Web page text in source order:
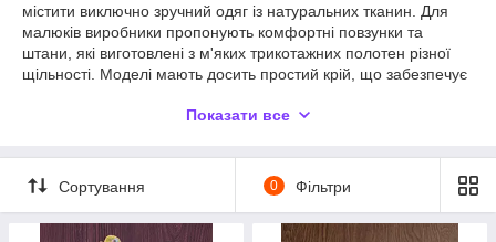
містити виключно зручний одяг із натуральних тканин. Для
малюків виробники пропонують комфортні повзунки та
штани, які виготовлені з м'яких трикотажних полотен різної
щільності. Моделі мають досить простий крій, що забезпечує
приміщенні, так і на вулиці.
Упродовж багатьох десятиліть фаворитами серед моделей
Показати все
Сортування 0 Фільтри